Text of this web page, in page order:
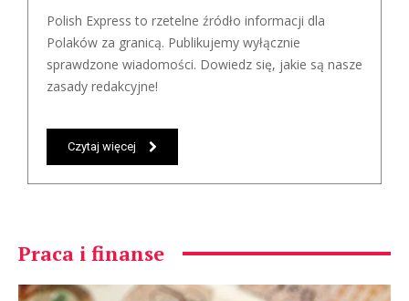
Polish Express to rzetelne źródło informacji dla
Polaków za granicą. Publikujemy wyłącznie
sprawdzone wiadomości. Dowiedz się, jakie są nasze
zasady redakcyjne!
Czytaj więcej
Praca i finanse